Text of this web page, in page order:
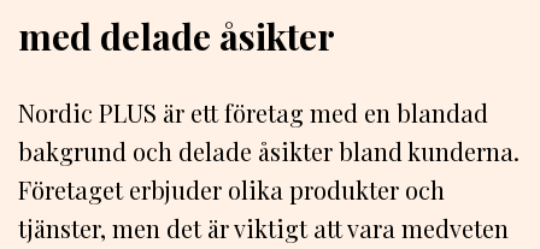
med delade åsikter
Nordic PLUS är ett företag med en blandad
bakgrund och delade åsikter bland kunderna.
Företaget erbjuder olika produkter och
tjänster, men det är viktigt att vara medveten